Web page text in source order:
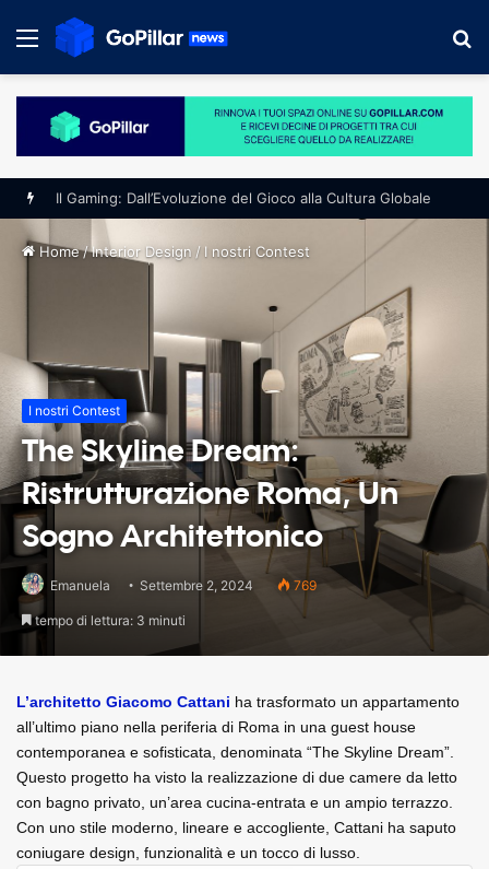
Menu
Il Gaming: Dall’Evoluzione del Gioco alla Cultura Globale
Home/Interior Design /I nostri Contest
I nostri Contest
The Skyline Dream:
Ristrutturazione Roma, Un
Sogno Architettonico
Emanuela Settembre 2, 2024 769
tempo di lettura: 3 minuti
L’architetto Giacomo Cattani ha trasformato un appartamento
all’ultimo piano nella periferia di Roma in una guest house
contemporanea e sofisticata, denominata “The Skyline Dream”.
Questo progetto ha visto la realizzazione di due camere da letto
con bagno privato, un’area cucina-entrata e un ampio terrazzo.
Con uno stile moderno, lineare e accogliente, Cattani ha saputo
coniugare design, funzionalità e un tocco di lusso.